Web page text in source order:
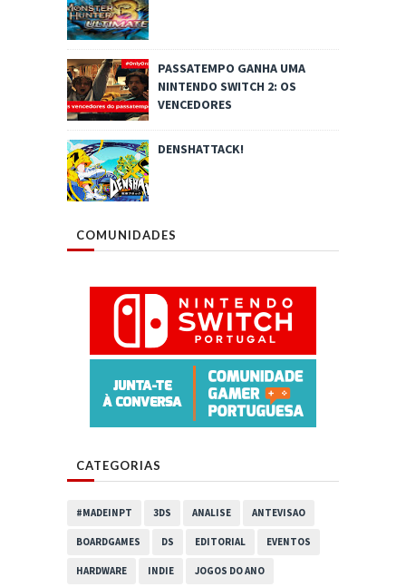
PASSATEMPO GANHA UMA
NINTENDO SWITCH 2: OS
VENCEDORES
DENSHATTACK!
COMUNIDADES
CATEGORIAS
#MADEINPT 3DS ANALISE ANTEVISAO
BOARDGAMES DS EDITORIAL EVENTOS
HARDWARE INDIE JOGOS DO ANO